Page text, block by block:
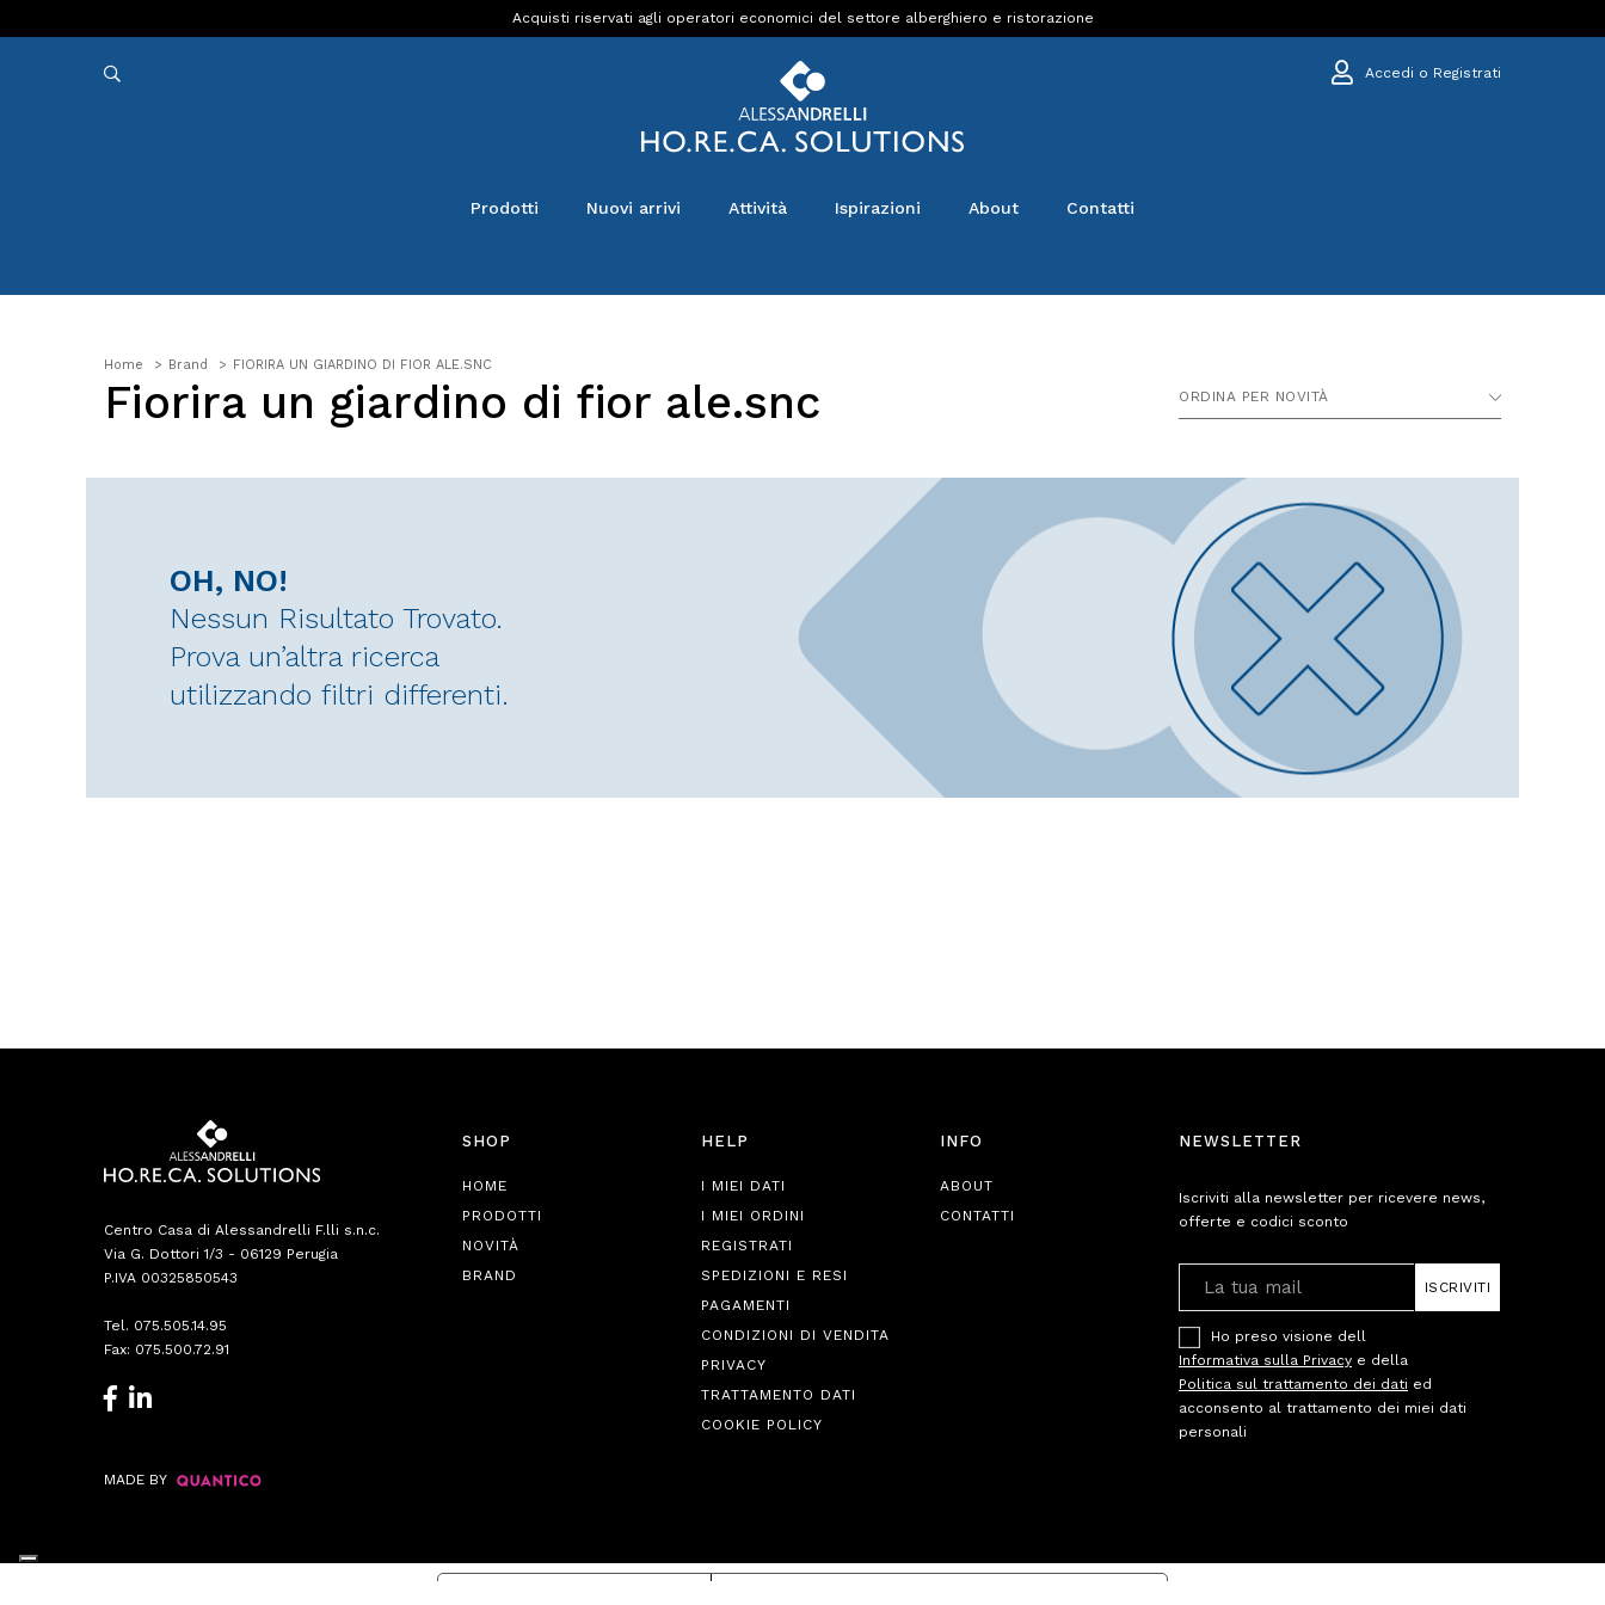
Acquisti riservati agli operatori economici del settore alberghiero e ristorazione
Accedi o Registrati
Prodotti Nuovi arrivi Attività Ispirazioni About Contatti
Home Brand FIORIRA UN GIARDINO DI FIOR ALE.SNC
Fiorira un giardino di fior ale.snc ORDINA PER NOVITÀ
OH, NO!
Nessun Risultato Trovato.
Prova un’altra ricerca
utilizzando filtri differenti.
Centro Casa di Alessandrelli F.lli s.n.c.
Via G. Dottori 1/3 - 06129 Perugia
P.IVA 00325850543
Tel. 075.505.14.95
Fax: 075.500.72.91
SHOP
HOME
PRODOTTI
NOVITÀ
BRAND
HELP
I MIEI DATI
I MIEI ORDINI
REGISTRATI
SPEDIZIONI E RESI
PAGAMENTI
CONDIZIONI DI VENDITA
PRIVACY
TRATTAMENTO DATI
COOKIE POLICY
INFO
ABOUT
CONTATTI
NEWSLETTER
Iscriviti alla newsletter per ricevere news,
offerte e codici sconto
ISCRIVITI
Ho preso visione dell
Informativa sulla Privacy e della
Politica sul trattamento dei dati ed
acconsento al trattamento dei miei dati
personali
MADE BY